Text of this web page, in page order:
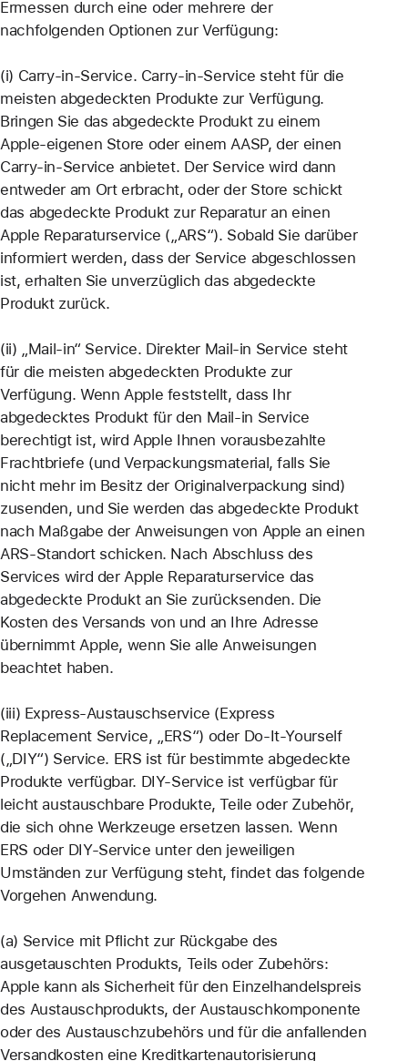
Ermessen durch eine oder mehrere der
nachfolgenden Optionen zur Verfügung:
(i) Carry-in-Service. Carry-in-Service steht für die
meisten abgedeckten Produkte zur Verfügung.
Bringen Sie das abgedeckte Produkt zu einem
Apple-eigenen Store oder einem AASP, der einen
Carry-in-Service anbietet. Der Service wird dann
entweder am Ort erbracht, oder der Store schickt
das abgedeckte Produkt zur Reparatur an einen
Apple Reparaturservice („ARS“). Sobald Sie darüber
informiert werden, dass der Service abgeschlossen
ist, erhalten Sie unverzüglich das abgedeckte
Produkt zurück.
(ii) „Mail-in“ Service. Direkter Mail-in Service steht
für die meisten abgedeckten Produkte zur
Verfügung. Wenn Apple feststellt, dass Ihr
abgedecktes Produkt für den Mail-in Service
berechtigt ist, wird Apple Ihnen vorausbezahlte
Frachtbriefe (und Verpackungsmaterial, falls Sie
nicht mehr im Besitz der Originalverpackung sind)
zusenden, und Sie werden das abgedeckte Produkt
nach Maßgabe der Anweisungen von Apple an einen
ARS-Standort schicken. Nach Abschluss des
Services wird der Apple Reparaturservice das
abgedeckte Produkt an Sie zurücksenden. Die
Kosten des Versands von und an Ihre Adresse
übernimmt Apple, wenn Sie alle Anweisungen
beachtet haben.
(iii) Express-Austauschservice (Express
Replacement Service, „ERS“) oder Do-It-Yourself
(„DIY“) Service. ERS ist für bestimmte abgedeckte
Produkte verfügbar. DIY-Service ist verfügbar für
leicht austauschbare Produkte, Teile oder Zubehör,
die sich ohne Werkzeuge ersetzen lassen. Wenn
ERS oder DIY-Service unter den jeweiligen
Umständen zur Verfügung steht, findet das folgende
Vorgehen Anwendung.
(a) Service mit Pflicht zur Rückgabe des
ausgetauschten Produkts, Teils oder Zubehörs:
Apple kann als Sicherheit für den Einzelhandelspreis
des Austauschprodukts, der Austauschkomponente
oder des Austauschzubehörs und für die anfallenden
Versandkosten eine Kreditkartenautorisierung